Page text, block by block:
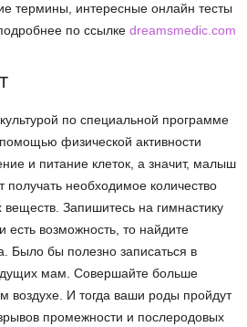
термины, интересные онлайн тесты
по ссылке dreamsmedic.com
по специальной программе
физической активности
и питание клеток, а значит, малыш
получать необходимое количество
веществ. Запишитесь на гимнастику
возможность, то найдите
Было бы полезно записаться в
мам. Совершайте больше
воздухе. И тогда ваши роды пройдут
промежности и послеродовых